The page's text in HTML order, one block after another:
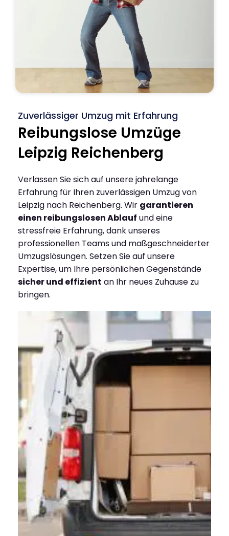
Zuverlässiger Umzug mit Erfahrung
Reibungslose Umzüge
Leipzig Reichenberg
Verlassen Sie sich auf unsere jahrelange
Erfahrung für Ihren zuverlässigen Umzug von
Leipzig nach Reichenberg. Wir garantieren
einen reibungslosen Ablauf und eine
stressfreie Erfahrung, dank unseres
professionellen Teams und maßgeschneiderter
Umzugslösungen. Setzen Sie auf unsere
Expertise, um Ihre persönlichen Gegenstände
sicher und effizient an Ihr neues Zuhause zu
bringen.